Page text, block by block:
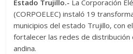
Estado Trujillo.- La Corporación
(CORPOELEC) instaló 19
municipios del estado Trujillo, con
fortalecer las redes de distribución
andina.